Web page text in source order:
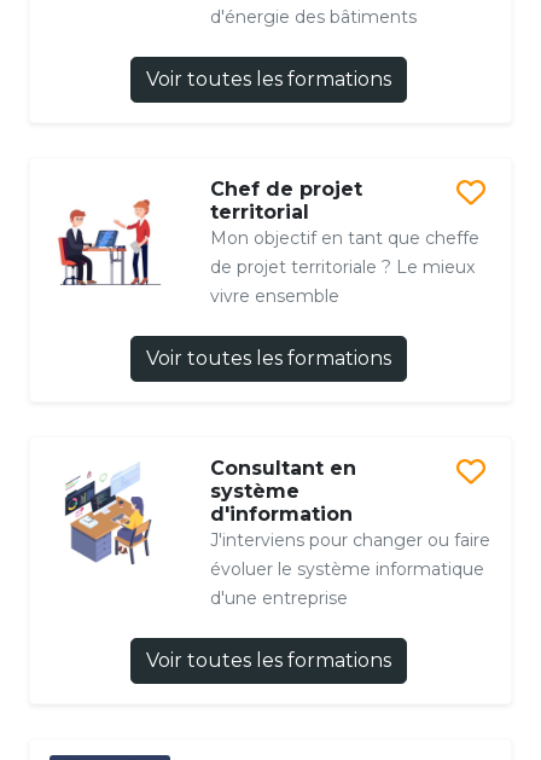
d'énergie des bâtiments
Voir toutes les formations
Chef de projet
territorial
Mon objectif en tant que cheffe
de projet territoriale ? Le mieux
vivre ensemble
Voir toutes les formations
Consultant en
système
d'information
J'interviens pour changer ou faire
évoluer le système informatique
d'une entreprise
Voir toutes les formations